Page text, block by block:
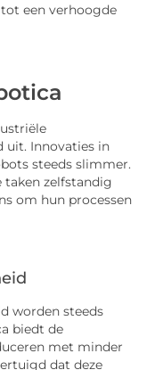
een verhoogde
uit. Innovaties in
steeds slimmer.
taken zelfstandig
om hun processen
worden steeds
biedt de
met minder
dat deze